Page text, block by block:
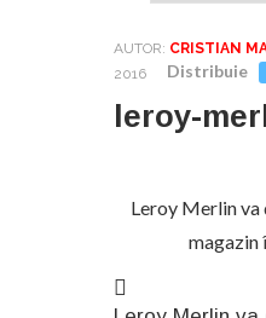
AUTOR: CRISTIAN
2016
Distribuie
leroy-
Leroy Merlin va
magazin